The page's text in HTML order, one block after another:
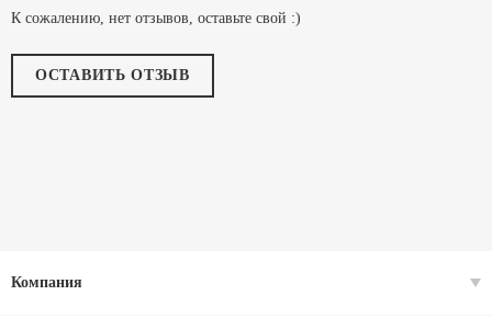
К сожалению, нет отзывов, оставьте свой :)
ОСТАВИТЬ ОТЗЫВ
Компания